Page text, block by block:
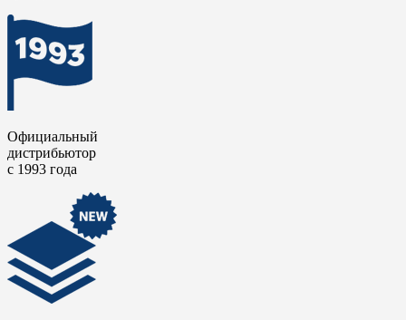
Официальный
дистрибьютор
с 1993 года